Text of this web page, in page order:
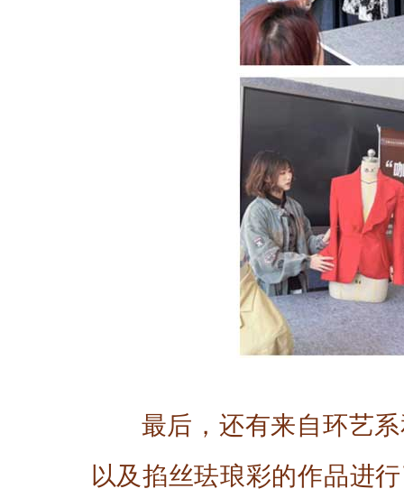
最后，还有来自环艺
以及掐丝珐琅彩的作品进